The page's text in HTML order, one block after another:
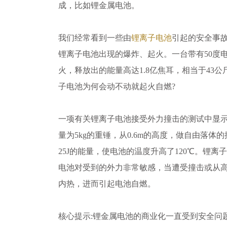
成，比如锂金属电池。
我们经常看到一些由锂离子电池引起的安全事
锂离子电池出现的爆炸、起火。一台带有50度
火，释放出的能量高达1.8亿焦耳，相当于43
子电池为何会动不动就起火自燃?
一项有关锂离子电池接受外力撞击的测试中显
量为5kg的重锤，从0.6m的高度，做自由落体
25J的能量，使电池的温度升高了120℃。锂离
电池对受到的外力非常敏感，当遭受撞击或从
内热，进而引起电池自燃。
核心提示:锂金属电池的商业化一直受到安全问